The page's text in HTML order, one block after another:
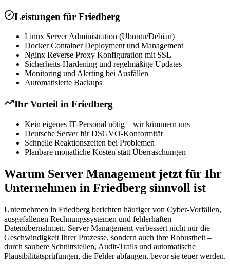
Leistungen für Friedberg
Linux Server Administration (Ubuntu/Debian)
Docker Container Deployment und Management
Nginx Reverse Proxy Konfiguration mit SSL
Sicherheits-Hardening und regelmäßige Updates
Monitoring und Alerting bei Ausfällen
Automatisierte Backups
Ihr Vorteil in Friedberg
Kein eigenes IT-Personal nötig – wir kümmern uns
Deutsche Server für DSGVO-Konformität
Schnelle Reaktionszeiten bei Problemen
Planbare monatliche Kosten statt Überraschungen
Warum Server Management jetzt für Ihr
Unternehmen in Friedberg sinnvoll ist
Unternehmen in Friedberg berichten häufiger von Cyber-Vorfällen,
ausgefallenen Rechnungssystemen und fehlerhaften
Datenübernahmen. Server Management verbessert nicht nur die
Geschwindigkeit Ihrer Prozesse, sondern auch ihre Robustheit –
durch saubere Schnittstellen, Audit-Trails und automatische
Plausibilitätsprüfungen, die Fehler abfangen, bevor sie teuer werden.